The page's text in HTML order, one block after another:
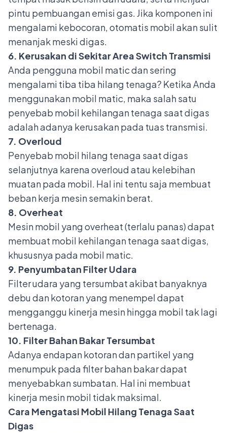
pintu pembuangan emisi gas. Jika komponen ini
mengalami kebocoran, otomatis mobil akan sulit
menanjak meski digas.
6. Kerusakan di Sekitar Area Switch Transmisi
Anda pengguna mobil matic dan sering
mengalami tiba tiba hilang tenaga? Ketika Anda
menggunakan mobil matic, maka salah satu
penyebab mobil kehilangan tenaga saat digas
adalah adanya kerusakan pada tuas transmisi.
7. Overloud
Penyebab mobil hilang tenaga saat digas
selanjutnya karena overloud atau kelebihan
muatan pada mobil. Hal ini tentu saja membuat
beban kerja mesin semakin berat.
8. Overheat
Mesin mobil yang overheat(terlalu panas) dapat
membuat mobil kehilangan tenaga saat digas,
khususnya pada mobil matic.
9. Penyumbatan Filter Udara
Filter udara yang tersumbat akibat banyaknya
debu dan kotoran yang menempel dapat
mengganggu kinerja mesin hingga mobil tak lagi
bertenaga.
10. Filter Bahan Bakar Tersumbat
Adanya endapan kotoran dan partikel yang
menumpuk padafilter bahan bakardapat
menyebabkan sumbatan. Hal ini membuat
kinerja mesin mobil tidak maksimal.
Cara Mengatasi Mobil Hilang Tenaga Saat
Digas